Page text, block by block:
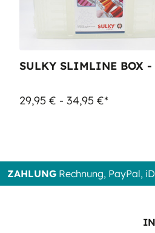
SULKY SLIMLINE BOX
29,95 € - 34,95 €*
ZAHLUNG Rechnung, PayPal,